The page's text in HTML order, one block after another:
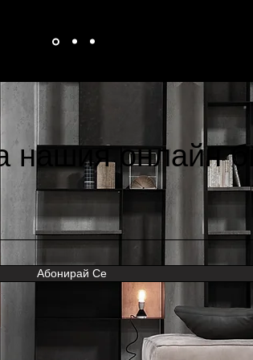
нашия онлайн
Абонирай Се